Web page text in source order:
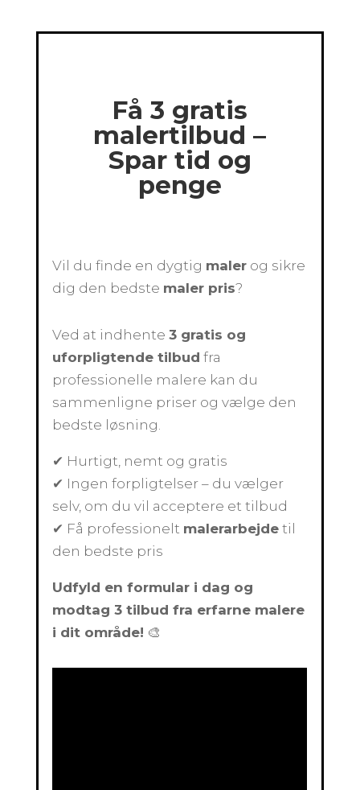
Få 3 gratis
malertilbud –
Spar tid og
penge
Vil du finde en dygtig maler og sikre
dig den bedste maler pris?
Ved at indhente3 gratis og
uforpligtende tilbud fra
professionelle malere kan du
sammenligne priser og vælge den
bedste løsning.
✔ Hurtigt, nemt og gratis
✔ Ingen forpligtelser – du vælger
selv, om du vil acceptere et tilbud
✔ Få professionelt malerarbejde til
den bedste pris
Udfyld en formular i dag og
modtag 3 tilbud fra erfarne malere
i dit område! 🎨